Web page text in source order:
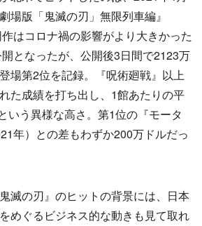
場版「鬼滅の刃」無限列車編』
作はコロナ禍の影響がより大きかった
となったが、公開後3日間で2123万
場第2位を記録。『呪術廻戦』以上
た成績を打ち出し、1館あたりの平
いう異様な高さ。第1位の『モータ
年）との差もわずか200万ドルだっ
滅の刃』のヒットの背景には、日本
めぐるビジネス的な動きも見て取れ